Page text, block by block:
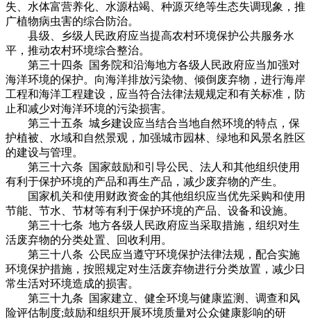
失、水体富营养化、水源枯竭、种源灭绝等生态失调现象，推
广植物病虫害的综合防治。
县级、乡级人民政府应当提高农村环境保护公共服务水
平，推动农村环境综合整治。
第三十四条 国务院和沿海地方各级人民政府应当加强对
海洋环境的保护。向海洋排放污染物、倾倒废弃物，进行海岸
工程和海洋工程建设，应当符合法律法规规定和有关标准，防
止和减少对海洋环境的污染损害。
第三十五条 城乡建设应当结合当地自然环境的特点，保
护植被、水域和自然景观，加强城市园林、绿地和风景名胜区
的建设与管理。
第三十六条 国家鼓励和引导公民、法人和其他组织使用
有利于保护环境的产品和再生产品，减少废弃物的产生。
国家机关和使用财政资金的其他组织应当优先采购和使用
节能、节水、节材等有利于保护环境的产品、设备和设施。
第三十七条 地方各级人民政府应当采取措施，组织对生
活废弃物的分类处置、回收利用。
第三十八条 公民应当遵守环境保护法律法规，配合实施
环境保护措施，按照规定对生活废弃物进行分类放置，减少日
常生活对环境造成的损害。
第三十九条 国家建立、健全环境与健康监测、调查和风
险评估制度;鼓励和组织开展环境质量对公众健康影响的研